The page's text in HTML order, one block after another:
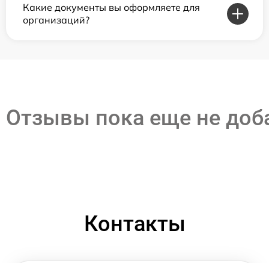
Какие документы вы оформляете для
организаций?
Отзывы пока еще не
Контакты